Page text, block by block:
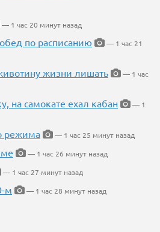
— 1 час 20 минут назад
по расписанию
— 1 час 21
жизни лишать
— 1 час
на самокате ехал кабан
— 1
режима
— 1 час 25 минут назад
— 1 час 26 минут назад
— 1 час 27 минут назад
м — 1 час 28 минут назад